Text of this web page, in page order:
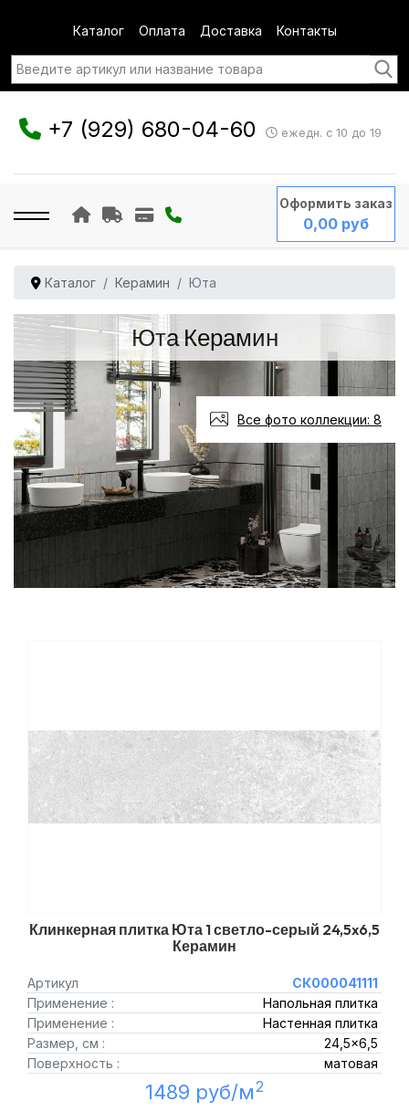
Каталог Оплата Доставка Контакты
+7 (929) 680-04-60 ежедн. с 10 до 19
Оформить заказ
0,00 руб
Каталог Керамин Юта
Юта Керамин
Все фото коллекции: 8
Клинкерная плитка Юта 1 светло-серый 24,5x6,5
Керамин
Артикул
СК000041111
Применение :
Напольная плитка
Применение :
Настенная плитка
Размер, см :
24,5x6,5
Поверхность :
матовая
1489 руб/м2